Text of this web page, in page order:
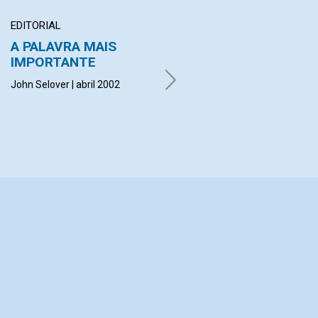
EDITORIAL
A PALAVRA MAIS
IMPORTANTE
John Selover | abril 2002 Geraldo Marcondes | abril 2002